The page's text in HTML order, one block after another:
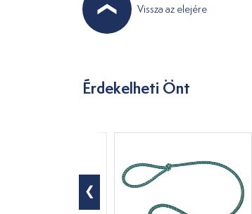
Vissza az elejére
Érdekelheti Önt